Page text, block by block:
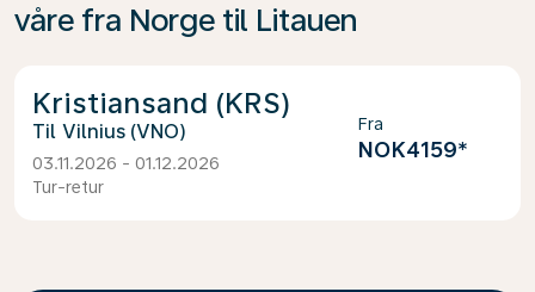
våre fra Norge til Litauen
Kristiansand (KRS)
Vilnius (VNO)
03.11.2026 - 01.12.2026
Tur-retur
Fra
NOK4159*